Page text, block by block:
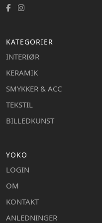
KATEGORIER
INTERIØR
KERAMIK
SMYKKER & ACC
TEKSTIL
BILLEDKUNST
YOKO
LOGIN
OM
KONTAKT
ANLEDNINGER